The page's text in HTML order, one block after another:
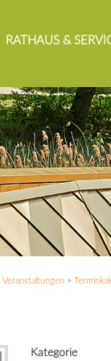
RATHAUS &
Veranstaltungen>
Kategorie